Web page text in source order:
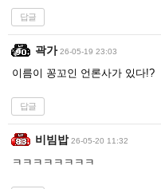
답글
곽가 26-05-19 23:03
이름이 꽁꼬인 언론사가 있다!?
답글
비빔밥 26-05-20 11:32
ㅋㅋㅋㅋㅋㅋㅋㅋ